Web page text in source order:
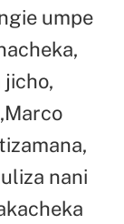
umpe
jicho,
nani